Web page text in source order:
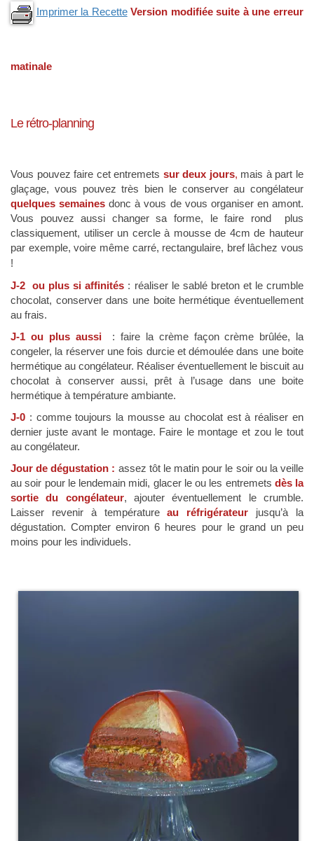
Imprimer la Recette Version modifiée suite à une erreur
matinale
Le rétro-planning
Vous pouvez faire cet entremets sur deux jours, mais à part le
glaçage, vous pouvez très bien le conserver au congélateur
quelques semaines donc à vous de vous organiser en amont.
Vous pouvez aussi changer sa forme, le faire rond plus
classiquement, utiliser un cercle à mousse de 4cm de hauteur
par exemple, voire mêmecarré, rectangulaire, bref lâchez vous
!
J-2 ou plus si affinités : réaliser le sablé breton et le crumble
chocolat, conserver dans une boite hermétique éventuellement
au frais.
J-1 ou plus aussi
: faire la crème façon crème brûlée, la
congeler, la réserver une fois durcie et démoulée dans une boite
hermétique au congélateur. Réaliser éventuellement le biscuit au
chocolat à conserver aussi, prêt à l’usage dans une boite
hermétique à température ambiante.
J-0 : comme toujours la mousse au chocolat est à réaliser en
dernier juste avant le montage. Faire le montage et zou le tout
au congélateur.
Jour de dégustation : assez tôt le matin pour le soir ou la veille
au soir pour le lendemain midi, glacer le ou les entremets dès la
sortie du congélateur, ajouter éventuellement le crumble.
Laisser revenir à températureau réfrigérateur jusqu’à la
dégustation. Compter environ 6 heures pour le grand un peu
moins pour les individuels.